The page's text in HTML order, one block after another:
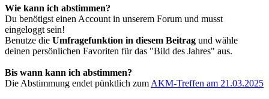
Wie kann ich abstimmen?
Du benötigst einen Account in unserem Forum und musst
eingeloggt sein!
Benutze die Umfragefunktion in diesem Beitrag und wähle
deinen persönlichen Favoriten für das "Bild des Jahres" aus.
Bis wann kann ich abstimmen?
Die Abstimmung endet pünktlich zum AKM-Treffen am 21.03.2025